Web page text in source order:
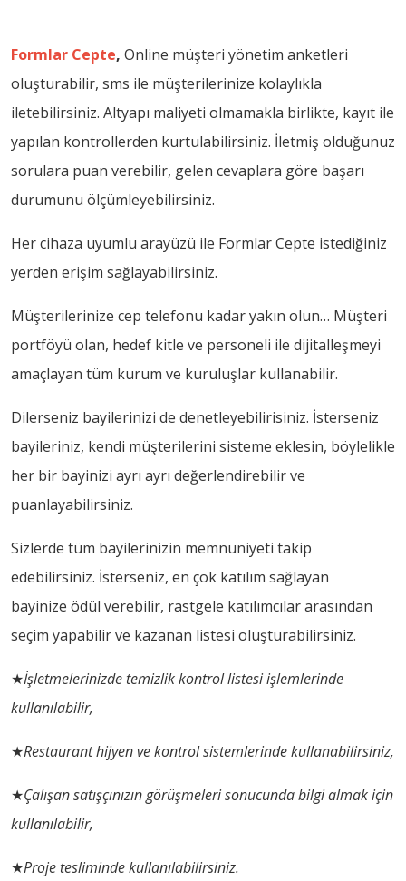
Formlar Cepte, Online müşteri yönetim anketleri
oluşturabilir, sms ile müşterilerinize kolaylıkla
iletebilirsiniz. Altyapı maliyeti olmamakla birlikte, kayıt ile
yapılan kontrollerden kurtulabilirsiniz. İletmiş olduğunuz
sorulara puan verebilir, gelen cevaplara göre başarı
durumunu ölçümleyebilirsiniz.
Her cihaza uyumlu arayüzü ile Formlar Cepte istediğiniz
yerden erişim sağlayabilirsiniz.
Müşterilerinize cep telefonu kadar yakın olun… Müşteri
portföyü olan, hedef kitle ve personeli ile dijitalleşmeyi
amaçlayan tüm kurum ve kuruluşlar kullanabilir.
Dilerseniz bayilerinizi de denetleyebilirisiniz. İsterseniz
bayileriniz, kendi müşterilerini sisteme eklesin, böylelikle
her bir bayinizi ayrı ayrı değerlendirebilir ve
puanlayabilirsiniz.
Sizlerde tüm bayilerinizin memnuniyeti takip
edebilirsiniz. İsterseniz, en çok katılım sağlayan
bayinize ödül verebilir, rastgele katılımcılar arasından
seçim yapabilir ve kazanan listesi oluşturabilirsiniz.
★İşletmelerinizde temizlik kontrol listesi işlemlerinde
kullanılabilir,
★Restaurant hijyen ve kontrol sistemlerinde kullanabilirsiniz,
★Çalışan satışçınızın görüşmeleri sonucunda bilgi almak için
kullanılabilir,
★Proje tesliminde kullanılabilirsiniz.